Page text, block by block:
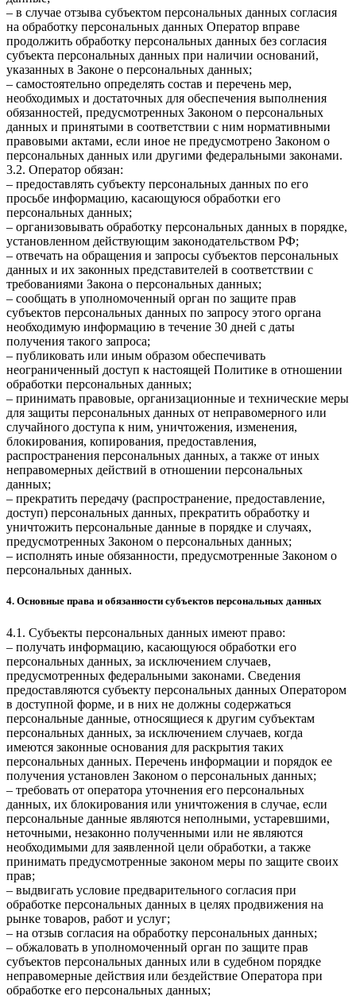
– в случае отзыва субъектом персональных данных согласия
на обработку персональных данных Оператор вправе
продолжить обработку персональных данных без согласия
субъекта персональных данных при наличии оснований,
указанных в Законе о персональных данных;
– самостоятельно определять состав и перечень мер,
необходимых и достаточных для обеспечения выполнения
обязанностей, предусмотренных Законом о персональных
данных и принятыми в соответствии с ним нормативными
правовыми актами, если иное не предусмотрено Законом о
персональных данных или другими федеральными законами.
3.2. Оператор обязан:
– предоставлять субъекту персональных данных по его
просьбе информацию, касающуюся обработки его
персональных данных;
– организовывать обработку персональных данных в порядке,
установленном действующим законодательством РФ;
– отвечать на обращения и запросы субъектов персональных
данных и их законных представителей в соответствии с
требованиями Закона о персональных данных;
– сообщать в уполномоченный орган по защите прав
субъектов персональных данных по запросу этого органа
необходимую информацию в течение 30 дней с даты
получения такого запроса;
– публиковать или иным образом обеспечивать
неограниченный доступ к настоящей Политике в отношении
обработки персональных данных;
– принимать правовые, организационные и технические меры
для защиты персональных данных от неправомерного или
случайного доступа к ним, уничтожения, изменения,
блокирования, копирования, предоставления,
распространения персональных данных, а также от иных
неправомерных действий в отношении персональных
данных;
– прекратить передачу (распространение, предоставление,
доступ) персональных данных, прекратить обработку и
уничтожить персональные данные в порядке и случаях,
предусмотренных Законом о персональных данных;
– исполнять иные обязанности, предусмотренные Законом о
персональных данных.
4. Основные права и обязанности субъектов персональных данных
4.1. Субъекты персональных данных имеют право:
– получать информацию, касающуюся обработки его
персональных данных, за исключением случаев,
предусмотренных федеральными законами. Сведения
предоставляются субъекту персональных данных Оператором
в доступной форме, и в них не должны содержаться
персональные данные, относящиеся к другим субъектам
персональных данных, за исключением случаев, когда
имеются законные основания для раскрытия таких
персональных данных. Перечень информации и порядок ее
получения установлен Законом о персональных данных;
– требовать от оператора уточнения его персональных
данных, их блокирования или уничтожения в случае, если
персональные данные являются неполными, устаревшими,
неточными, незаконно полученными или не являются
необходимыми для заявленной цели обработки, а также
принимать предусмотренные законом меры по защите своих
прав;
– выдвигать условие предварительного согласия при
обработке персональных данных в целях продвижения на
рынке товаров, работ и услуг;
– на отзыв согласия на обработку персональных данных;
– обжаловать в уполномоченный орган по защите прав
субъектов персональных данных или в судебном порядке
неправомерные действия или бездействие Оператора при
обработке его персональных данных;